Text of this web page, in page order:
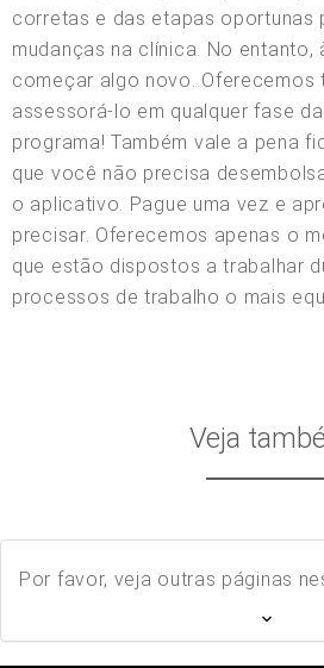
corretas e das etapas oportunas
mudanças na clínica. No entanto,
começar algo novo. Oferecemos
assessorá-lo em qualquer fase
programa! Também vale a pena
que você não precisa
o aplicativo. Pague uma vez e
precisar. Oferecemos apenas o
que estão dispostos a trabalhar
processos de trabalho o mais
Veja
Por favor, veja outras páginas